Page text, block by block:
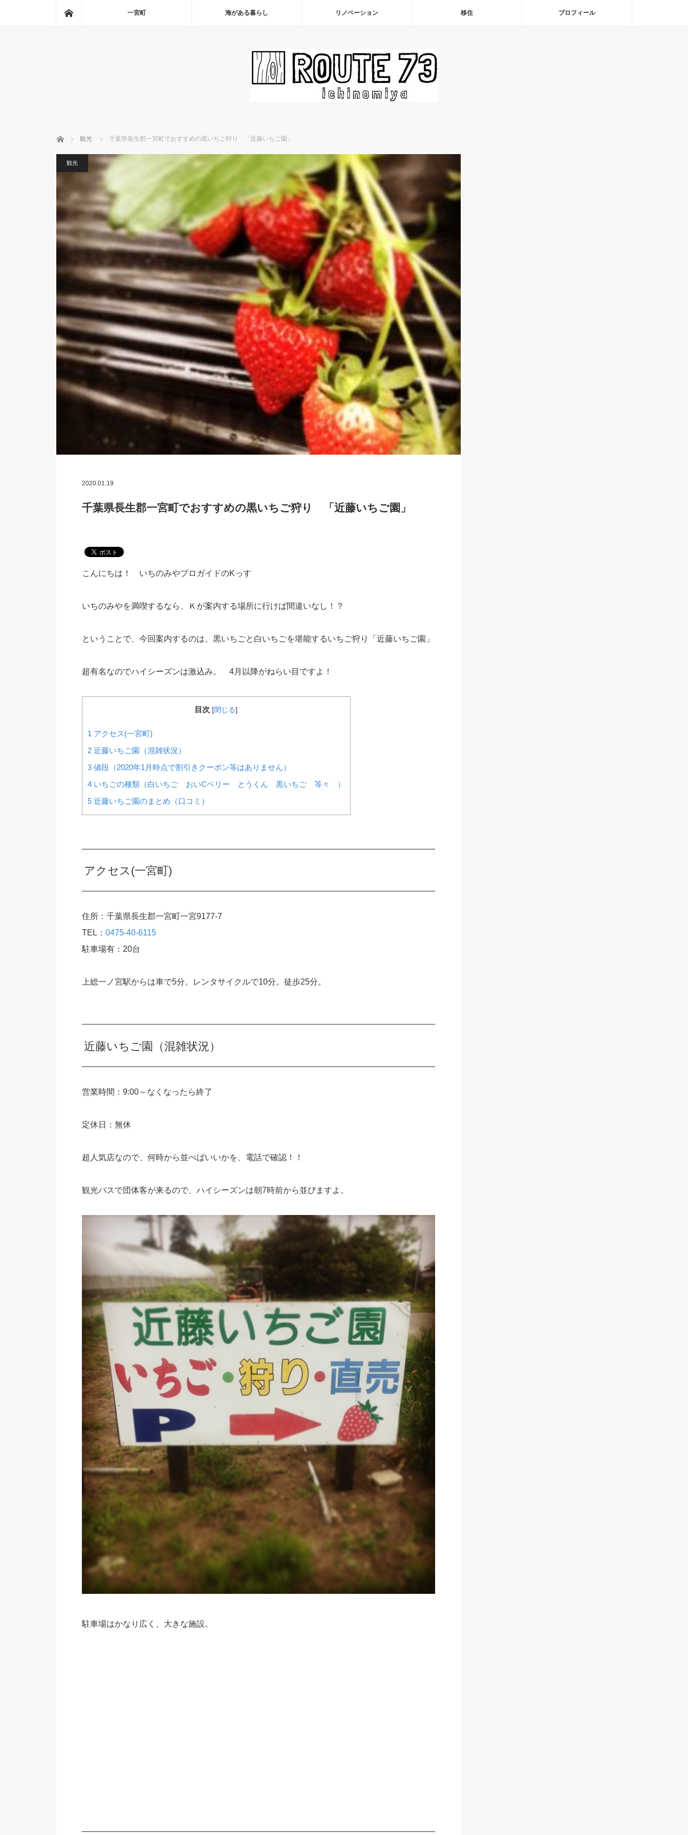
一宮町 海がある暮らし リノベーション 移住 プロフィール
ホーム 観光 千葉県長生郡一宮町でおすすめの黒いちご狩り 「近藤いちご園」
観光
2020.01.19
千葉県長生郡一宮町でおすすめの黒いちご狩り 「近藤いちご園」
こんにちは！ いちのみやプロガイドのKっす
いちのみやを満喫するなら、Ｋが案内する場所に行けば間違いなし！？
ということで、今回案内するのは、黒いちごと白いちごを堪能するいちご狩り「近藤いちご園」
超有名なのでハイシーズンは激込み。 4月以降がねらい目ですよ！
目次 [閉じる]
1アクセス(一宮町)
2近藤いちご園（混雑状況）
3値段（2020年1月時点で割引きクーポン等はありません）
4いちごの種類（白いちご おいCベリー とうくん 黒いちご 等々 ）
5近藤いちご園のまとめ（口コミ）
アクセス(一宮町)
住所：千葉県長生郡一宮町一宮9177-7
TEL： 0475-40-6115
駐車場有：20台
上総一ノ宮駅からは車で5分。レンタサイクルで10分。徒歩25分。
近藤いちご園（混雑状況）
営業時間：9:00～なくなったら終了
定休日：無休
超人気店なので、何時から並べばいいかを、電話で確認！！
観光バスで団体客が来るので、ハイシーズンは朝7時前から並びますよ。
駐車場はかなり広く、大きな施設。